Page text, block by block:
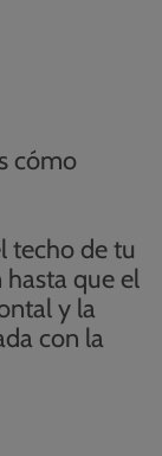
cómo
techo de tu
que el
y la
con la